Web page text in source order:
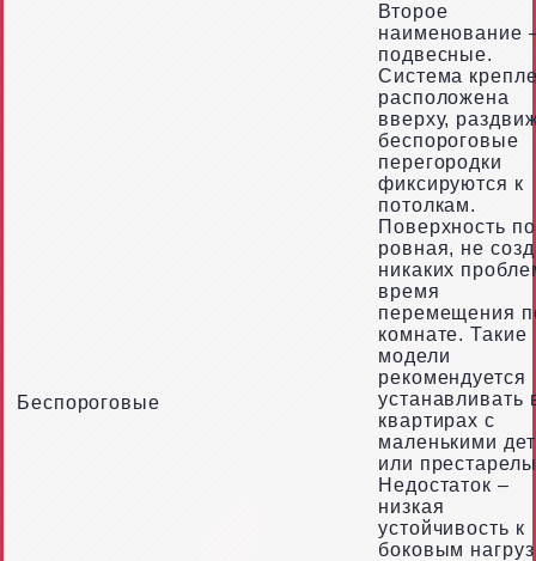
Беспороговые
Второе
наименование
подвесные.
Система
расположена
вверху,
беспороговые
перегородки
фиксируются к
потолкам.
Поверхность
ровная, не
никаких
время
перемещения
комнате. Такие
модели
рекомендуется
устанавливать
квартирах с
маленькими
или
Недостаток –
низкая
устойчивость к
боковым